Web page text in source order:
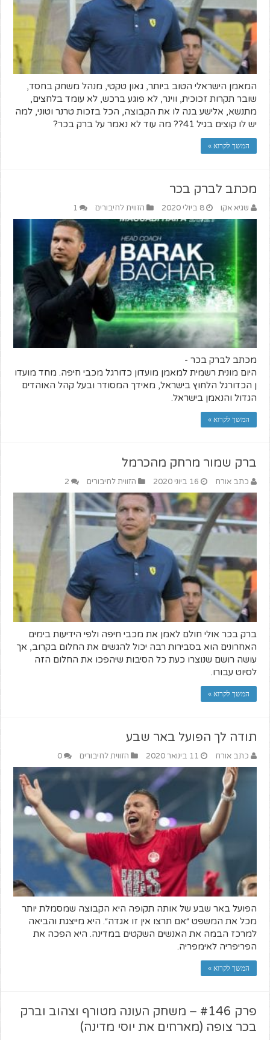
המאמן הישראלי הטוב ביותר, גאון טקטי, מנהל משחק בחסד,
שובר תקרות זכוכית, ווינר, לא פוגע ברכש, לא עומד בלחצים,
מתנשא, אלישע בנה לו את הקבוצה, הכל בזכות טרנר וטוני, למה
יש לו קוצים בגיל 41?? מה עוד לא נאמר על ברק בכר?
המשך לקרוא »
מכתב לברק בכר
שגיא אקו 8 ביולי 2020 הזווית לחיבורים 1
מכתב לברק בכר -
היום מונית רשמית למאמן מועדון כדורגל מכבי חיפה. מחד מועדו
ן הכדורגל הלחוץ בישראל, מאידך המסודר ובעל קהל האוהדים
הגדול והנאמן בישראל.
המשך לקרוא »
ברק שמור מרחק מהכרמל
כתב אורח 16 ביוני 2020 הזווית לחיבורים 2
ברק בכר אולי חולם לאמן את מכבי חיפה ולפי הידיעות בימים
האחרונים הוא בסבירות רבה יכול להגשים את החלום בקרוב, אך
עושה רושם שנוצרו כעת כל הסיבות שיהפכו את החלום הזה
לסיוט עבורו.
המשך לקרוא »
תודה לך הפועל באר שבע
כתב אורח 11 בינואר 2020 הזווית לחיבורים 0
הפועל באר שבע של אותה תקופה היא הקבוצה שמסמלת יותר
מכל את המשפט ״אם תרצו אין זו אגדה״. היא מייצגת והביאה
למרכז הבמה את האנשים השקטים במדינה. היא הפכה את
הפריפריה לאימפריה.
המשך לקרוא »
פרק #146 – משחק העונה מטורף וצהוב וברק
בכר צופה (מארחים את יוסי מדינה)